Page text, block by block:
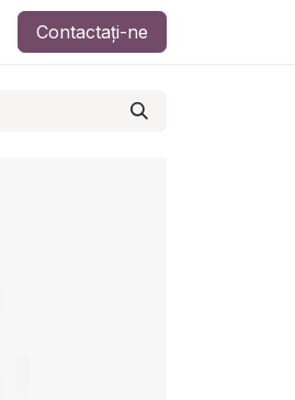
Contactați-ne